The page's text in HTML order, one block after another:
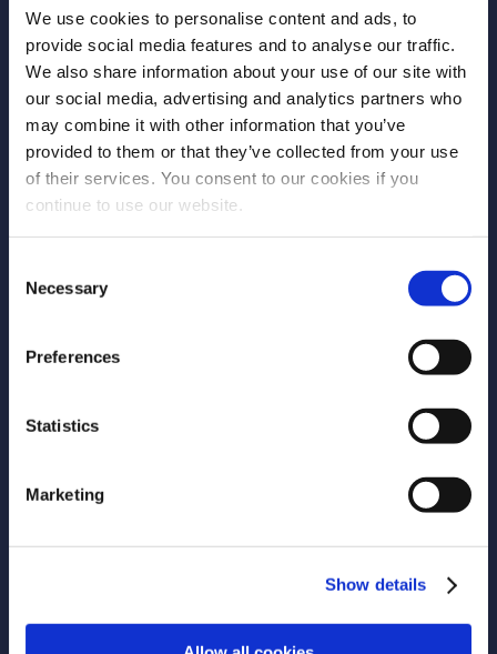
We use cookies to personalise content and ads, to
provide social media features and to analyse our traffic.
We also share information about your use of our site with
our social media, advertising and analytics partners who
may combine it with other information that you’ve
provided to them or that they’ve collected from your use
of their services. You consent to our cookies if you
continue to use our website.
Selection
Necessary
Preferences
Statistics
Marketing
Show details
no desenvolvimento de software cloud para
o sector de recursos humanos.
COMPANY
Sobre nós